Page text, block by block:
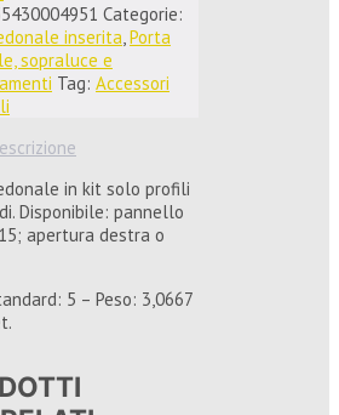
Categorie:
inserita,Porta
sopraluce e
Tag: Accessori
in kit solo profili
Disponibile: pannello
apertura destra o
5 – Peso: 3,0667